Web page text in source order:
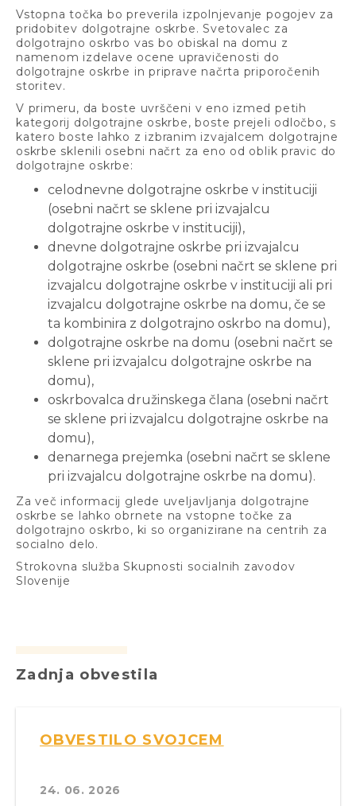
Vstopna točka bo preverila izpolnjevanje pogojev za
pridobitev dolgotrajne oskrbe. Svetovalec za
dolgotrajno oskrbo vas bo obiskal na domu z
namenom izdelave ocene upravičenosti do
dolgotrajne oskrbe in priprave načrta priporočenih
storitev.
V primeru, da boste uvrščeni v eno izmed petih
kategorij dolgotrajne oskrbe, boste prejeli odločbo, s
katero boste lahko z izbranim izvajalcem dolgotrajne
oskrbe sklenili osebni načrt za eno od oblik pravic do
dolgotrajne oskrbe:
celodnevne dolgotrajne oskrbe v instituciji
(osebni načrt se sklene pri izvajalcu
dolgotrajne oskrbe v instituciji),
dnevne dolgotrajne oskrbe pri izvajalcu
dolgotrajne oskrbe (osebni načrt se sklene pri
izvajalcu dolgotrajne oskrbe v instituciji ali pri
izvajalcu dolgotrajne oskrbe na domu, če se
ta kombinira z dolgotrajno oskrbo na domu),
dolgotrajne oskrbe na domu (osebni načrt se
sklene pri izvajalcu dolgotrajne oskrbe na
domu),
oskrbovalca družinskega člana (osebni načrt
se sklene pri izvajalcu dolgotrajne oskrbe na
domu),
denarnega prejemka (osebni načrt se sklene
pri izvajalcu dolgotrajne oskrbe na domu).
Za več informacij glede uveljavljanja dolgotrajne
oskrbe se lahko obrnete na vstopne točke za
dolgotrajno oskrbo, ki so organizirane na centrih za
socialno delo.
Strokovna služba Skupnosti socialnih zavodov
Slovenije
Zadnja obvestila
OBVESTILO SVOJCEM
24. 06. 2026